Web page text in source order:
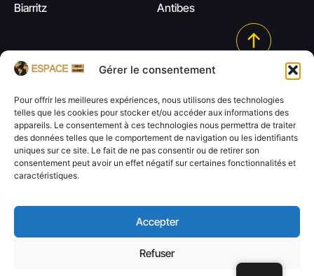
Gérer le consentement
Pour offrir les meilleures expériences, nous utilisons des technologies
telles que les cookies pour stocker et/ou accéder aux informations des
appareils. Le consentement à ces technologies nous permettra de traiter
des données telles que le comportement de navigation ou les identifiants
uniques sur ce site. Le fait de ne pas consentir ou de retirer son
consentement peut avoir un effet négatif sur certaines fonctionnalités et
caractéristiques.
Accepter
Refuser
Biarritz
Antibes
SitemapⒸ 2026 Espace Gold Change.
de confidentialité/CGV